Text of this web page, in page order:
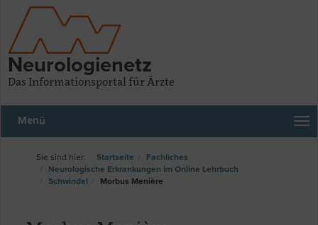
Neurologienetz
Das Informationsportal für Ärzte
Menü
Startseite
Fachliches
Neurologische Erkrankungen im Online Lehrbuch
Schwindel
Morbus Menière